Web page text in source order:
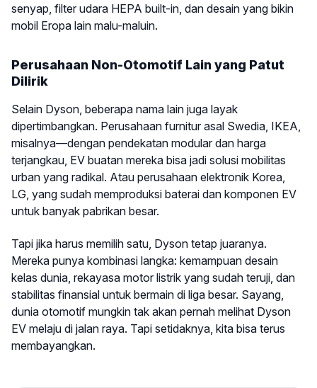
senyap, filter udara HEPA built-in, dan desain yang bikin
mobil Eropa lain malu-maluin.
Perusahaan Non-Otomotif Lain yang Patut
Dilirik
Selain Dyson, beberapa nama lain juga layak
dipertimbangkan. Perusahaan furnitur asal Swedia, IKEA,
misalnya—dengan pendekatan modular dan harga
terjangkau, EV buatan mereka bisa jadi solusi mobilitas
urban yang radikal. Atau perusahaan elektronik Korea,
LG, yang sudah memproduksi baterai dan komponen EV
untuk banyak pabrikan besar.
Tapi jika harus memilih satu, Dyson tetap juaranya.
Mereka punya kombinasi langka: kemampuan desain
kelas dunia, rekayasa motor listrik yang sudah teruji, dan
stabilitas finansial untuk bermain di liga besar. Sayang,
dunia otomotif mungkin tak akan pernah melihat Dyson
EV melaju di jalan raya. Tapi setidaknya, kita bisa terus
membayangkan.